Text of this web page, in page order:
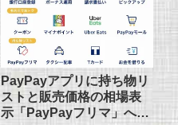
PayPayアプリに持ち物リ
ストと販売価格の相場表
示「PayPayフリマ」への